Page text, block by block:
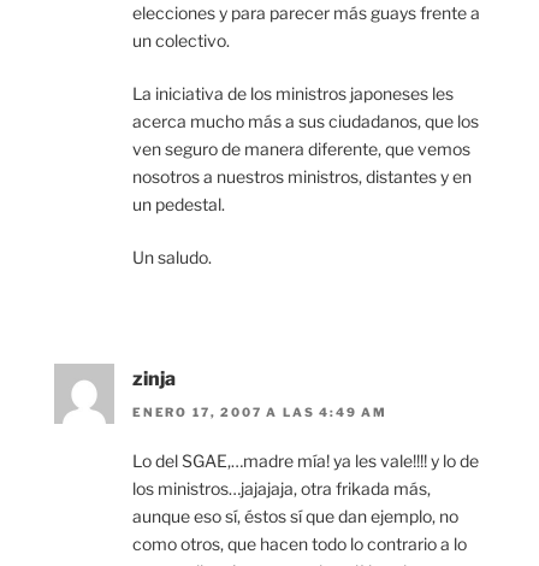
elecciones y para parecer más guays frente a
un colectivo.
La iniciativa de los ministros japoneses les
acerca mucho más a sus ciudadanos, que los
ven seguro de manera diferente, que vemos
nosotros a nuestros ministros, distantes y en
un pedestal.
Un saludo.
zinja
ENERO 17, 2007 A LAS 4:49 AM
Lo del SGAE,…madre mía! ya les vale!!!! y lo de
los ministros…jajajaja, otra frikada más,
aunque eso sí, éstos sí que dan ejemplo, no
como otros, que hacen todo lo contrario a lo